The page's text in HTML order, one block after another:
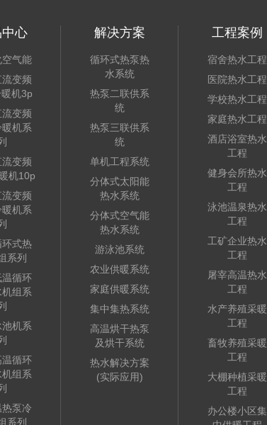
心
气能
变频
机3p
变频
机系
变频
机10p
变频
机系
式热
系列
循环
组系
机系
循环
组系
泵冷
系列
解决方案
循环式热泵热
水系统
热泵二联供系
统
热泵三联供系
统
单机工程系统
分体式太阳能
热水系统
分体式空气能
热水系统
游泳池系统
农业供暖系统
家庭供暖系统
集中集热系统
高温烘干热泵
及烘干系统
热水解决方案
(实际应用)
工程案例
宿舍热水工程
医院热水工程
学校热水工程
家庭热水工程
酒店浴室热水
工程
健身会所热水
工程
泳池温泉热水
工程
工矿企业热水
工程
屠宰高温热水
工程
水产养殖采暖
工程
畜牧养殖采暖
工程
大棚种植采暖
工程
办公楼小区集